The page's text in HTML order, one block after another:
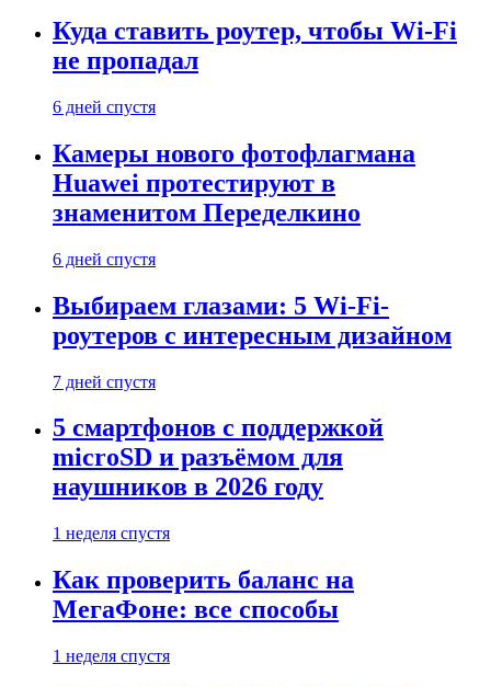
Куда ставить роутер, чтобы Wi-Fi
не пропадал
6 дней спустя
Камеры нового фотофлагмана
Huawei протестируют в
знаменитом Переделкино
6 дней спустя
Выбираем глазами: 5 Wi-Fi-
роутеров с интересным дизайном
7 дней спустя
5 смартфонов с поддержкой
microSD и разъёмом для
наушников в 2026 году
1 неделя спустя
Как проверить баланс на
МегаФоне: все способы
1 неделя спустя